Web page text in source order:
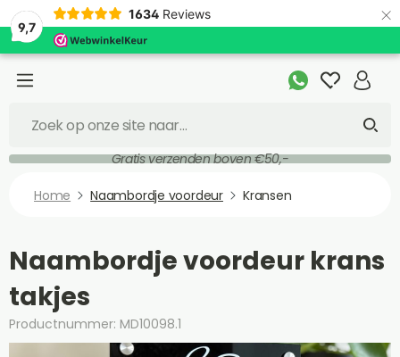
9,7
1634 Reviews ×
Gratis verzenden boven €50,-
Home Naambordje voordeur Kransen
Naambordje voordeur krans
takjes
Productnummer: MD10098.1